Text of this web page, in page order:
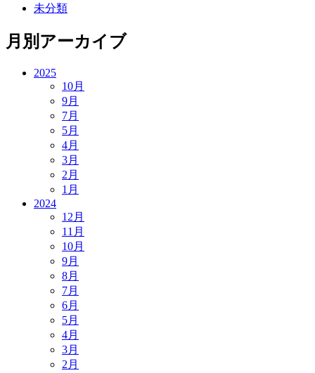
未分類
月別アーカイブ
2025
10月
9月
7月
5月
4月
3月
2月
1月
2024
12月
11月
10月
9月
8月
7月
6月
5月
4月
3月
2月